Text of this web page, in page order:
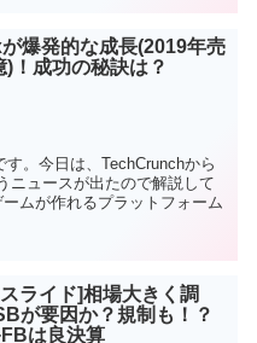
爆発的な成長(2019年売
)！成功の秘訣は？
。今日は、TechCrunchから
ニュースが出たので解説して
ムが作れるプラットフォーム
ライド]相場大きく調
が要因か？規制も！？
は良決算